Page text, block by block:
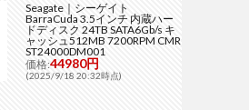
Seagate｜シーゲイト
BarraCuda 3.5インチ 内蔵ハー
ドディスク 24TB SATA6Gb/s キ
ャッシュ512MB 7200RPM CMR
ST24000DM001
価格:44980円
(2025/9/18 20:32時点)